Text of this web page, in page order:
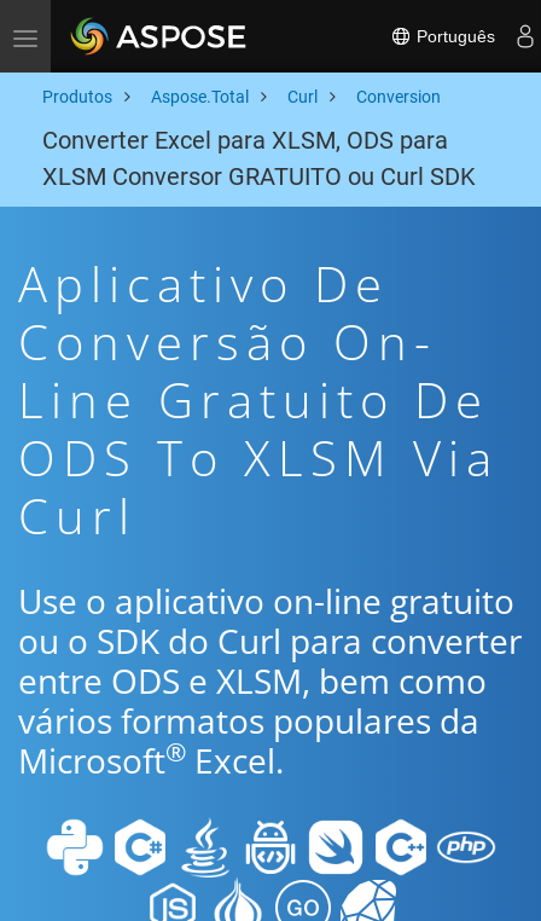
Toggle navigation Português
Produtos Aspose.Total Curl Conversion
Converter Excel para XLSM, ODS para
XLSM Conversor GRATUITO ou Curl SDK
Aplicativo De
Conversão On-
Line Gratuito De
ODS To XLSM Via
Curl
Use o aplicativo on-line gratuito
ou o SDK do Curl para converter
entre ODS e XLSM, bem como
vários formatos populares da
Microsoft® Excel.